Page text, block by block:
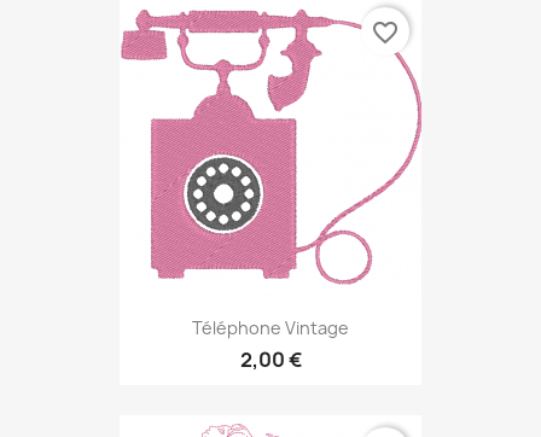
Téléphone Vintage
2,00 €
favorite_border